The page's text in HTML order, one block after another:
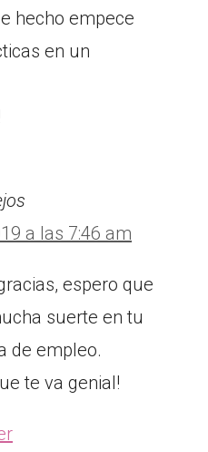
hecho empece
en un
a las 7:46 am
espero que
suerte en tu
de empleo.
te va genial!